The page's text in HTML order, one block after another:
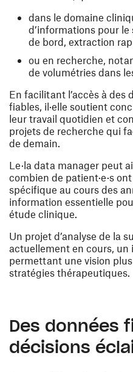
dans le domaine
d’informations pour
de bord, extraction
ou en recherche,
de volumétries dans
En facilitant l’accès à des
fiables, il·elle soutient
leur travail quotidien et
projets de recherche qui
de demain.
Le·la data manager peut
combien de patient·e·s
spécifique au cours des
information essentielle
étude clinique.
Un projet d’analyse de la
actuellement en cours, un
permettant une vision
stratégies thérapeutiques.
Des données
décisions